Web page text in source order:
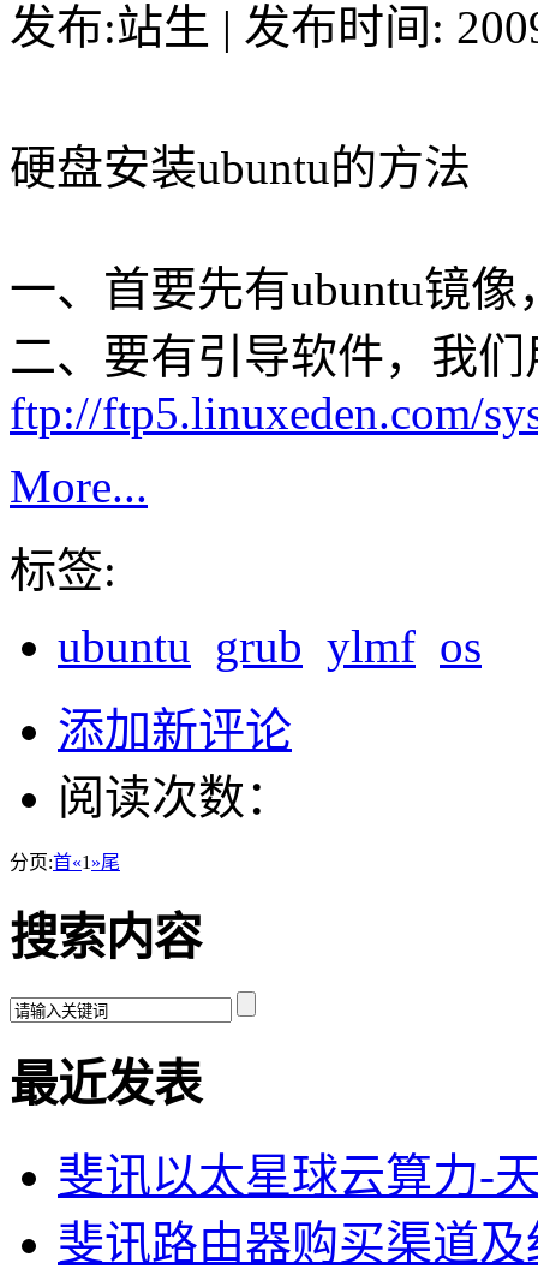
发布:站生 | 发布时间:
硬盘安装ubuntu的方法
一、首要先有ubuntu镜像
二、要有引导软件，我
ftp://ftp5.linuxeden.com/
More...
标签:
ubuntu grub ylmf os
添加新评论
阅读次数：
分页:首«1 »尾
搜索内容
最近发表
斐讯以太星球云算力-
斐讯路由器购买渠道